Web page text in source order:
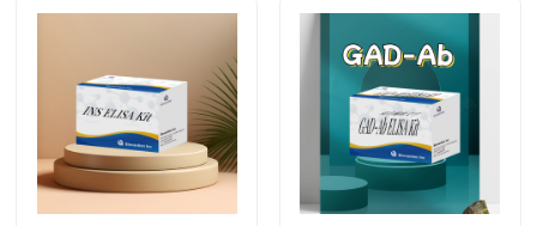
Über uns
Werksbesichtigung